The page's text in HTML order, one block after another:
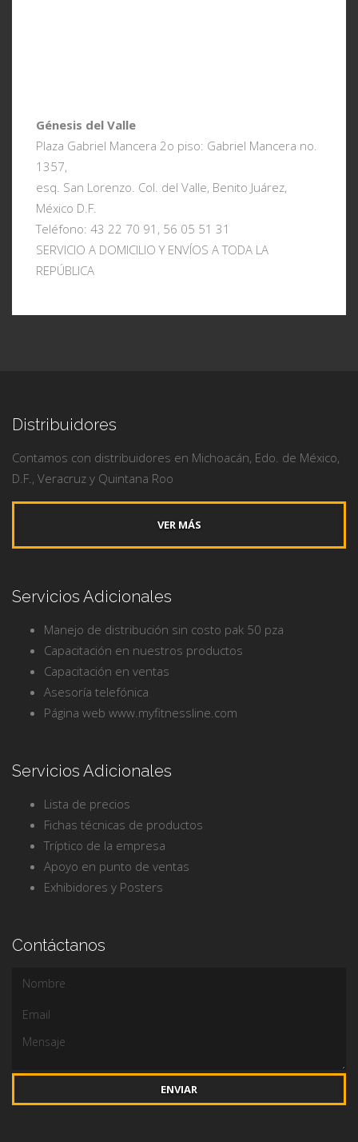
Génesis del Valle
Plaza Gabriel Mancera 2o piso: Gabriel Mancera no.
1357,
esq. San Lorenzo. Col. del Valle, Benito Juárez,
México D.F.
Teléfono: 43 22 70 91, 56 05 51 31
SERVICIO A DOMICILIO Y ENVÍOS A TODA LA
REPÚBLICA
Distribuidores
Contamos con distribuidores en Michoacán, Edo. de México,
D.F., Veracruz y Quintana Roo
VER MÁS
Servicios Adicionales
Manejo de distribución sin costo pak 50 pza
Capacitación en nuestros productos
Capacitación en ventas
Asesoría telefónica
Página web www.myfitnessline.com
Servicios Adicionales
Lista de precios
Fichas técnicas de productos
Tríptico de la empresa
Apoyo en punto de ventas
Exhibidores y Posters
Contáctanos
ENVIAR